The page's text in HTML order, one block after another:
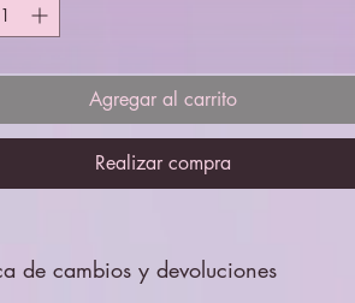
Agregar al carrito
Realizar compra
de cambios y devoluciones